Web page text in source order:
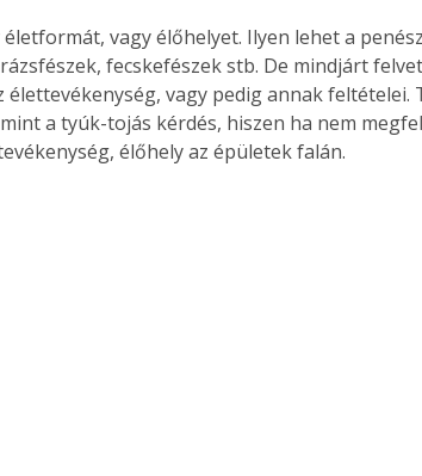
vagy élőhelyet. Ilyen lehet a
fecskefészek stb. De mindjárt
élettevékenység, vagy pedig annak feltételei.
a tyúk-tojás kérdés, hiszen ha nem
élőhely az épületek falán.